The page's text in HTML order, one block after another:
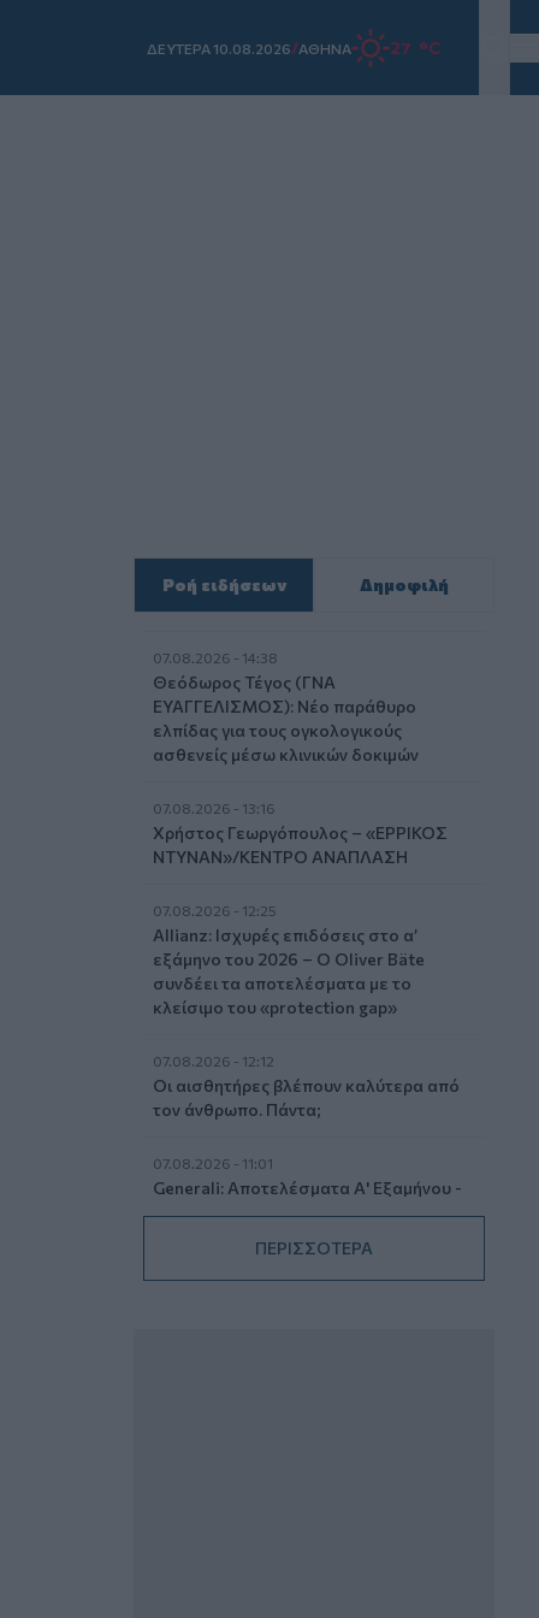
ΔΕΥΤΕΡΑ 10.08.2026/ΑΘΗΝΑ 27 °C
Ροή ειδήσεων Δημοφιλή
07.08.2026 - 14:38
Θεόδωρος Τέγος (ΓΝΑ
ΕΥΑΓΓΕΛΙΣΜΟΣ): Νέο παράθυρο
ελπίδας για τους ογκολογικούς
ασθενείς μέσω κλινικών δοκιμών
07.08.2026 - 13:16
Χρήστος Γεωργόπουλος – «ΕΡΡΙΚΟΣ
ΝΤΥΝΑΝ»/ΚΕΝΤΡΟ ΑΝΑΠΛΑΣΗ
07.08.2026 - 12:25
Allianz: Ισχυρές επιδόσεις στο α’
εξάμηνο του 2026 – Ο Oliver Bäte
συνδέει τα αποτελέσματα με το
κλείσιμο του «protection gap»
07.08.2026 - 12:12
Οι αισθητήρες βλέπουν καλύτερα από
τον άνθρωπο. Πάντα;
07.08.2026 - 11:01
Generali: Αποτελέσματα Α' Εξαμήνου -
Εξαιρετική ανάπτυξη στα Λειτουργικά
Αποτελέσματα με συμβολή από όλες
τις επιχειρηματικές δραστηριότητες
ΠΕΡΙΣΣΟΤΕΡΑ